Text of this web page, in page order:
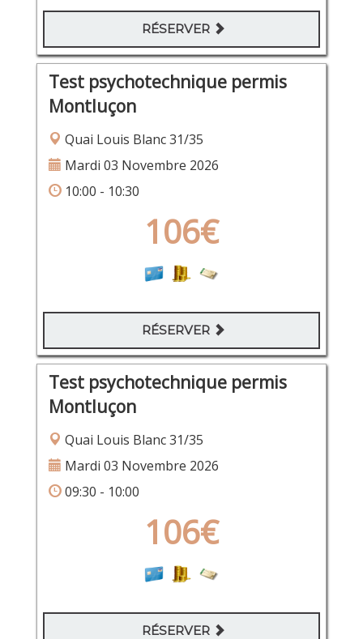
RÉSERVER
Test psychotechnique permis
Montluçon
Quai Louis Blanc 31/35
Mardi 03 Novembre 2026
10:00 - 10:30
106€
RÉSERVER
Test psychotechnique permis
Montluçon
Quai Louis Blanc 31/35
Mardi 03 Novembre 2026
09:30 - 10:00
106€
RÉSERVER